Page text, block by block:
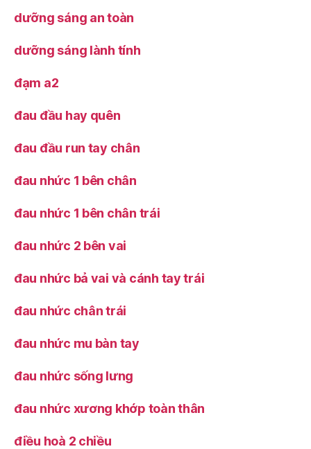
dưỡng sáng an toàn
dưỡng sáng lành tính
đạm a2
đau đầu hay quên
đau đầu run tay chân
đau nhức 1 bên chân
đau nhức 1 bên chân trái
đau nhức 2 bên vai
đau nhức bả vai và cánh tay trái
đau nhức chân trái
đau nhức mu bàn tay
đau nhức sống lưng
đau nhức xương khớp toàn thân
điều hoà 2 chiều